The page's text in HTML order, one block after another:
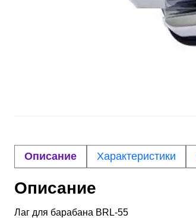
Описание Характеристики
Описание
Лаг для барабана BRL-55